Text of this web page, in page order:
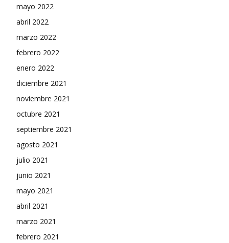
mayo 2022
abril 2022
marzo 2022
febrero 2022
enero 2022
diciembre 2021
noviembre 2021
octubre 2021
septiembre 2021
agosto 2021
julio 2021
junio 2021
mayo 2021
abril 2021
marzo 2021
febrero 2021